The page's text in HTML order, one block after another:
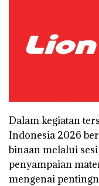
Dalam kegiatan
Indonesia 2026
binaan melalui
penyampaian
mengenai